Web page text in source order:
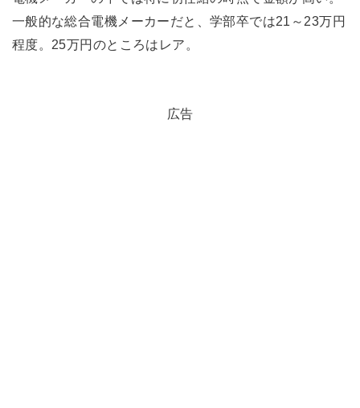
一般的な総合電機メーカーだと、学部卒では21～23万円
程度。25万円のところはレア。
広告